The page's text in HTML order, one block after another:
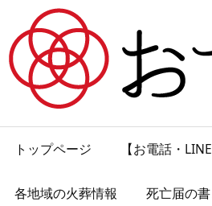
トップページ 【お電話・
各地域の火葬情報 死亡届の